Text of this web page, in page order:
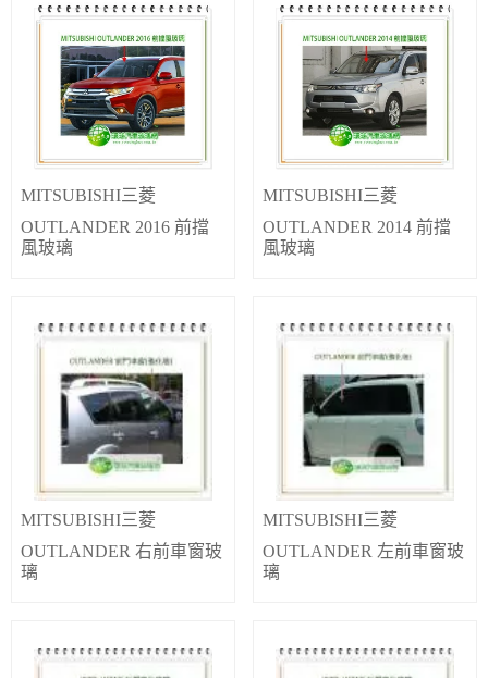
MITSUBISHI三菱
OUTLANDER 2016 前擋
風玻璃
MITSUBISHI三菱
OUTLANDER 2014 前擋
風玻璃
MITSUBISHI三菱
OUTLANDER 右前車窗玻
璃
MITSUBISHI三菱
OUTLANDER 左前車窗玻
璃